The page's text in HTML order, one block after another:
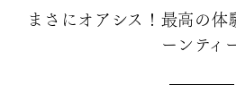
まさにオアシス！最高の体
ーンティ